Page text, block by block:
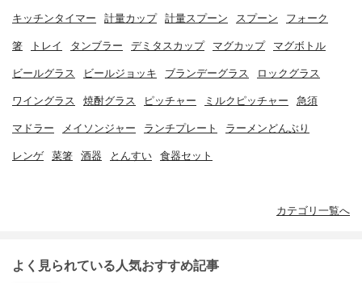
キッチンタイマー 計量カップ 計量スプーン スプーン フォーク
箸 トレイ タンブラー デミタスカップ マグカップ マグボトル
ビールグラス ビールジョッキ ブランデーグラス ロックグラス
ワイングラス 焼酎グラス ピッチャー ミルクピッチャー 急須
マドラー メイソンジャー ランチプレート ラーメンどんぶり
レンゲ 菜箸 酒器 とんすい 食器セット
カテゴリ一覧へ
よく見られている人気おすすめ記事